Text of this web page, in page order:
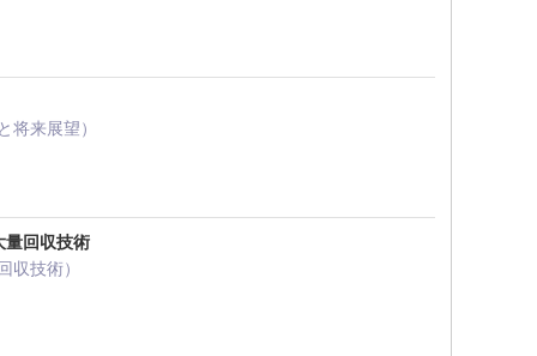
来展望）
量回収技術
技術）